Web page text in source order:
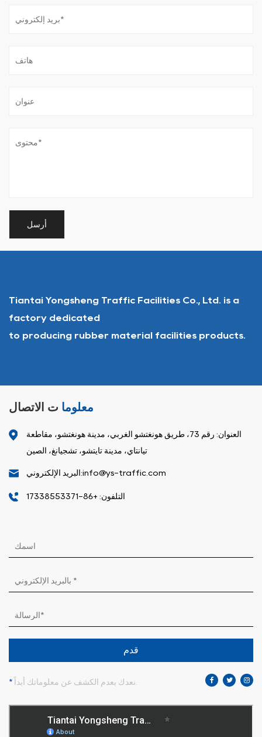
Tiantai Yongsheng Traffic Facilities Co., Ltd. is a
factory dedicated
to producing rubber material facilities products.
معلوما ت الاتصال
العنوان: رقم 73، طريق هونغتشو الغربي، مدينة هونغتشو، مقاطعة
تيانتاي، مدينة تايتشو، تشجيانغ، الصين
البريد الإلكتروني:info@ys-traffic.com
التلفون: +86-17338553371
قدم
*